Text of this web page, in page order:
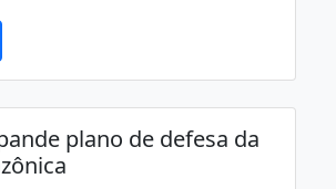
plano de defesa da